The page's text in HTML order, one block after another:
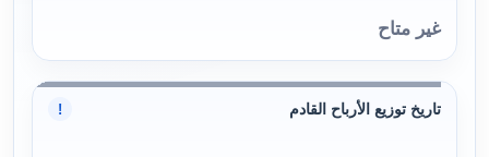
غير متاح
تاريخ توزيع الأرباح القادم !